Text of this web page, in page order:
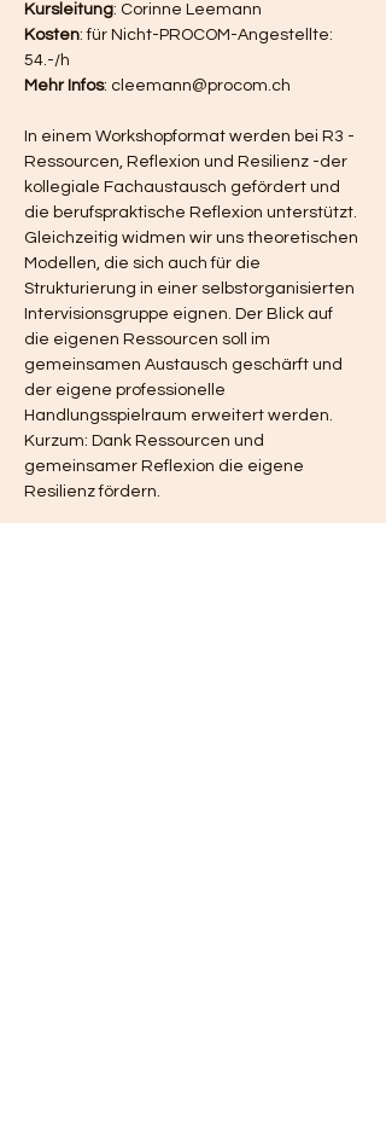
Kursleitung: Corinne Leemann
Kosten: für Nicht-PROCOM-Angestellte:
54.-/h
Mehr Infos: cleemann@procom.ch
In einem Workshopformat werden bei R3 -
Ressourcen, Reflexion und Resilienz -der
kollegiale Fachaustausch gefördert und
die berufspraktische Reflexion unterstützt.
Gleichzeitig widmen wir uns theoretischen
Modellen, die sich auch für die
Strukturierung in einer selbstorganisierten
Intervisionsgruppe eignen. Der Blick auf
die eigenen Ressourcen soll im
gemeinsamen Austausch geschärft und
der eigene professionelle
Handlungsspielraum erweitert werden.
Kurzum: Dank Ressourcen und
gemeinsamer Reflexion die eigene
Resilienz fördern.